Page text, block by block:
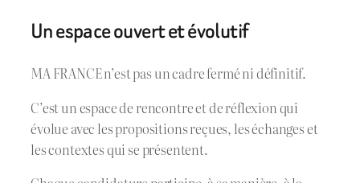
Un espace ouvert et évolutif
MA FRANCE n’est pas un cadre fermé ni définitif.
C’est un espace de rencontre et de réflexion qui
évolue avec les propositions reçues, les échanges et
les contextes qui se présentent.